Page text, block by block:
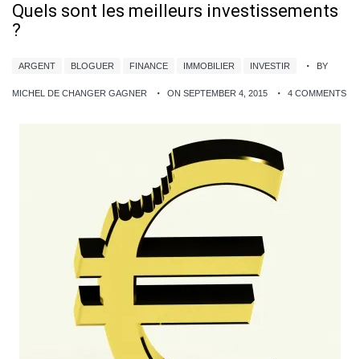
Quels sont les meilleurs investissements
?
ARGENT BLOGUER FINANCE IMMOBILIER INVESTIR BY
MICHEL DE CHANGER GAGNER ON SEPTEMBER 4, 2015 4 COMMENTS